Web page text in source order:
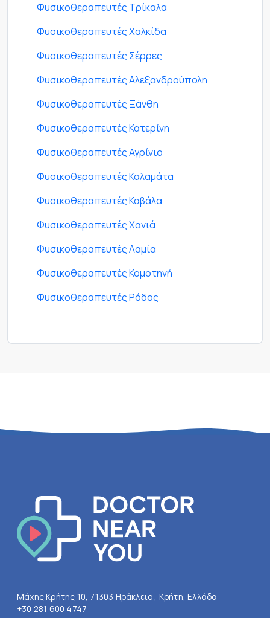
Φυσικοθεραπευτές Τρίκαλα
Φυσικοθεραπευτές Χαλκίδα
Φυσικοθεραπευτές Σέρρες
Φυσικοθεραπευτές Αλεξανδρούπολη
Φυσικοθεραπευτές Ξάνθη
Φυσικοθεραπευτές Κατερίνη
Φυσικοθεραπευτές Αγρίνιο
Φυσικοθεραπευτές Καλαμάτα
Φυσικοθεραπευτές Καβάλα
Φυσικοθεραπευτές Χανιά
Φυσικοθεραπευτές Λαμία
Φυσικοθεραπευτές Κομοτηνή
Φυσικοθεραπευτές Ρόδος
Μάχης Κρήτης 10, 71303 Ηράκλειο , Κρήτη, Ελλάδα
+30 281 600 4747